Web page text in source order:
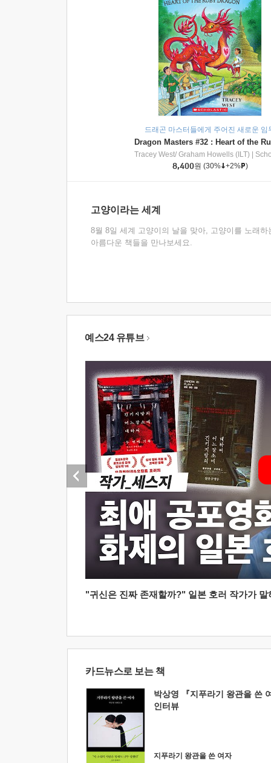
드래곤 마스터들에게 주어진 새로운 임
Tracey West/ Graham Howells (ILT)
8,400원 (30% +2% )
고양이라는 세계
8월 8일 세계 고양이의 날을 맞아, 고양이를 노래하
아름다운 책들을 만나보세요.
예스24 유튜브
"귀신은 진짜 존재할까?" 일본 호러 작가가
카드뉴스로 보는 책
박상영 『지푸라기 왕관을 쓴
인터뷰
지푸라기 왕관을 쓴 여자